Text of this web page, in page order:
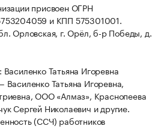
присвоен ОГРН
и КПП 575301001.
Орловская, г. Орёл, б-р Победы, д.
Татьяна Игоревна
Татьяна Игоревна,
ООО «Алмаз», Краснопеева
Сергей Николаевич и другие.
(ССЧ) работников